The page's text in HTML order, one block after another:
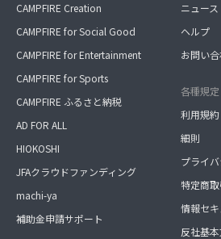
CAMPFIRE Creation
CAMPFIRE for Social Good
CAMPFIRE for Entertainment
CAMPFIRE for Sports
CAMPFIRE ふるさと納税
AD FOR ALL
HIOKOSHI
JFAクラウドファンディング
machi-ya
補助金申請サポート
ニュース
ヘルプ
お問い
各種規定
利用規約
細則
プライ
特定商
情報セ
反社基